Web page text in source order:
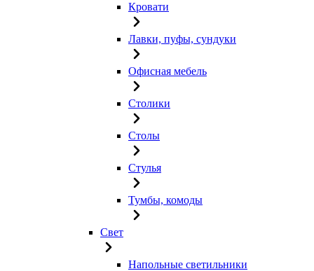
Кровати
Лавки, пуфы, сундуки
Офисная мебель
Столики
Столы
Стулья
Тумбы, комоды
Свет
Напольные светильники